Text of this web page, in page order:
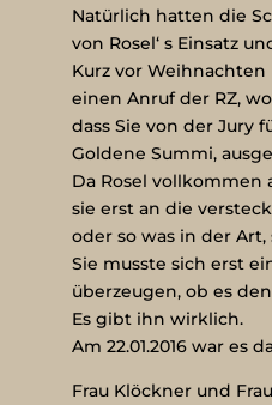
Natürlich hatten die
von Rosel‘ s Einsatz
Kurz vor
einen Anruf der RZ,
dass Sie von der Jury
Goldene Summi,
Da Rosel vollkommen
sie erst an die
oder so was in der
Sie musste sich erst
überzeugen, ob es
Es gibt ihn wirklich.
Am 22.01.2016 war es
Frau Klöckner und